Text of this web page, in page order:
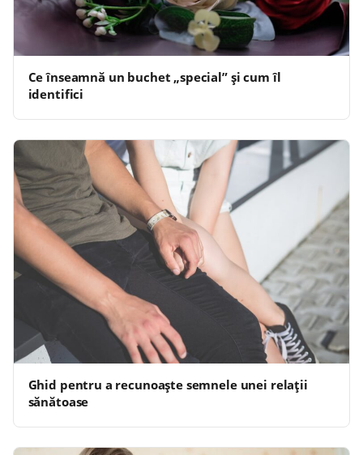
Ce înseamnă un buchet „special” și cum îl
identifici
Ghid pentru a recunoaște semnele unei relații
sănătoase